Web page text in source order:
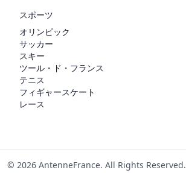
スポーツ
オリンピック
サッカー
スキー
ツール・ド・フランス
テニス
フィギャースケート
レース
© 2026 AntenneFrance. All Rights Reserved.